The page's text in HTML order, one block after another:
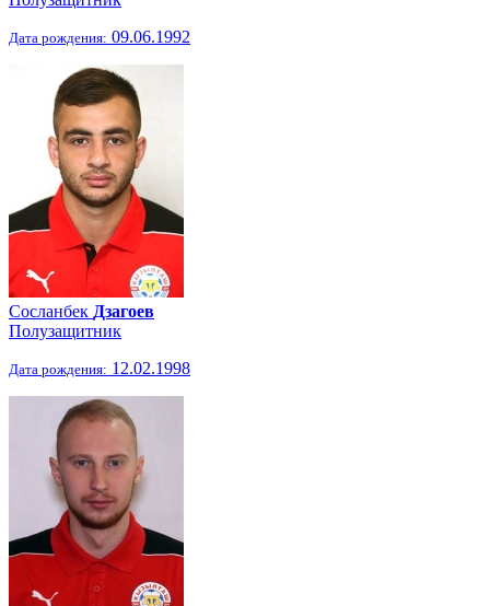
Дата рождения: 09.06.1992
Сосланбек Дзагоев
Полузащитник
Дата рождения: 12.02.1998